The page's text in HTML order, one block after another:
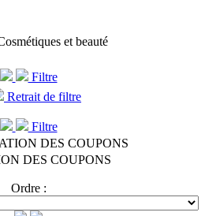
et beauté
Filtre
Retrait de filtre
Filtre
DES COUPONS
DES COUPONS
Ordre :